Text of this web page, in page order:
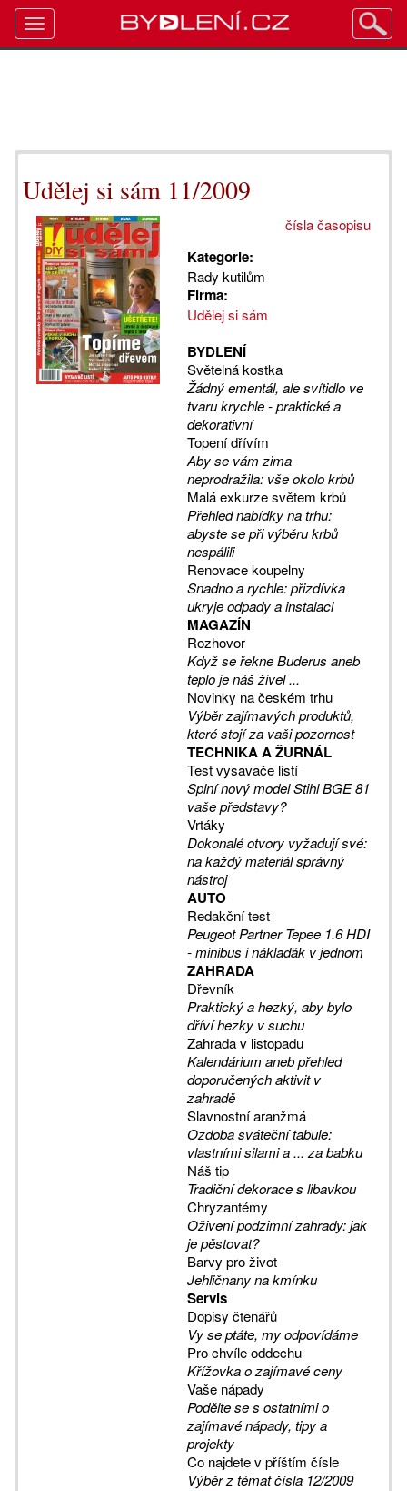
Udělej si sám 11/2009
čísla časopisu
Kategorie:
Rady kutilům
Firma:
Udělej si sám
BYDLENÍ
Světelná kostka
Žádný ementál, ale svítidlo ve
tvaru krychle - praktické a
dekorativní
Topení dřívím
Aby se vám zima
neprodražila: vše okolo krbů
Malá exkurze světem krbů
Přehled nabídky na trhu:
abyste se při výběru krbů
nespálili
Renovace koupelny
Snadno a rychle: přizdívka
ukryje odpady a instalaci
MAGAZÍN
Rozhovor
Když se řekne Buderus aneb
teplo je náš živel ...
Novinky na českém trhu
Výběr zajímavých produktů,
které stojí za vaši pozornost
TECHNIKA A ŽURNÁL
Test vysavače listí
Splní nový model Stihl BGE 81
vaše představy?
Vrtáky
Dokonalé otvory vyžadují své:
na každý materiál správný
nástroj
AUTO
Redakční test
Peugeot Partner Tepee 1.6 HDI
- minibus i náklaďák v jednom
ZAHRADA
Dřevník
Praktický a hezký, aby bylo
dříví hezky v suchu
Zahrada v listopadu
Kalendárium aneb přehled
doporučených aktivit v
zahradě
Slavnostní aranžmá
Ozdoba sváteční tabule:
vlastními silami a ... za babku
Náš tip
Tradiční dekorace s libavkou
Chryzantémy
Oživení podzimní zahrady: jak
je pěstovat?
Barvy pro život
Jehličnany na kmínku
Servis
Dopisy čtenářů
Vy se ptáte, my odpovídáme
Pro chvíle oddechu
Křížovka o zajímavé ceny
Vaše nápady
Podělte se s ostatními o
zajímavé nápady, tipy a
projekty
Co najdete v příštím čísle
Výběr z témat čísla 12/2009
Toggle
navigation